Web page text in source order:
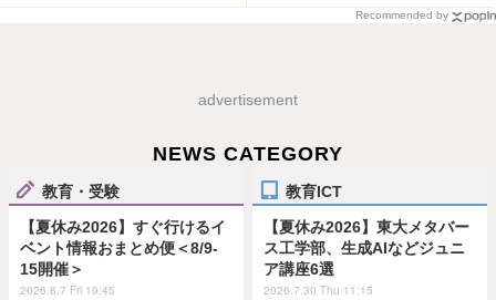
Recommended by
advertisement
NEWS CATEGORY
教育・受験
【夏休み2026】すぐ行けるイ
ベント情報おまとめ便＜8/9-
15開催＞
2026.8.7 Fri 19:45
教育ICT
【夏休み2026】東大メタバー
ス工学部、生成AIなどジュニ
ア講座6選
2026.7.30 Thu 11:15